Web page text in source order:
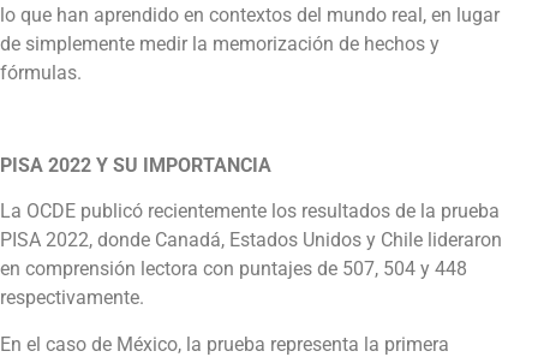
lo que han aprendido en contextos del mundo real, en lugar
de simplemente medir la memorización de hechos y
fórmulas.
PISA 2022 Y SU IMPORTANCIA
La OCDE publicó recientemente los resultados de la prueba
PISA 2022, donde Canadá, Estados Unidos y Chile lideraron
en comprensión lectora con puntajes de 507, 504 y 448
respectivamente.
En el caso de México, la prueba representa la primera